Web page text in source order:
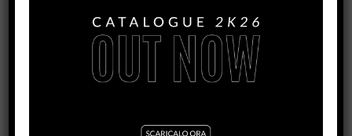
FORMULA 86/89